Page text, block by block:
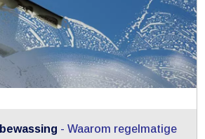
- Waarom regelmatige